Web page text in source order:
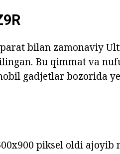
bilan zamonaviy
Bu qimmat va
gadjetlar bozorida
piksel oldi ajoyib